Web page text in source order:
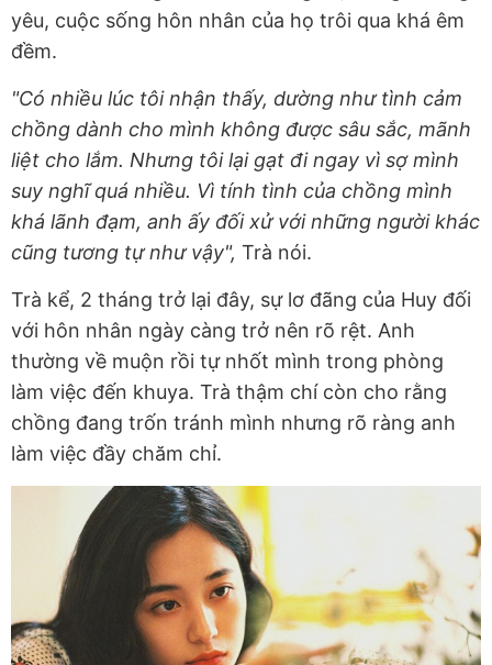
yêu, cuộc sống hôn nhân của họ trôi qua khá êm
đềm.
"Có nhiều lúc tôi nhận thấy, dường như tình cảm
chồng dành cho mình không được sâu sắc, mãnh
liệt cho lắm. Nhưng tôi lại gạt đi ngay vì sợ mình
suy nghĩ quá nhiều. Vì tính tình của chồng mình
khá lãnh đạm, anh ấy đối xử với những người khác
cũng tương tự như vậy", Trà nói.
Trà kể, 2 tháng trở lại đây, sự lơ đãng của Huy đối
với hôn nhân ngày càng trở nên rõ rệt. Anh
thường về muộn rồi tự nhốt mình trong phòng
làm việc đến khuya. Trà thậm chí còn cho rằng
chồng đang trốn tránh mình nhưng rõ ràng anh
làm việc đầy chăm chỉ.